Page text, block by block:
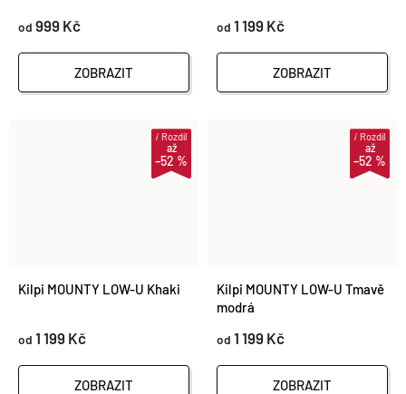
od 999 Kč
ZOBRAZIT
od 1 199 Kč
ZOBRAZIT
až
–52 %
iRozdíl
Kilpi MOUNTY LOW-U Khaki
od 1 199 Kč
ZOBRAZIT
až
–52 %
iRozdíl
Kilpi MOUNTY LOW-U Tmavě
modrá
od 1 199 Kč
ZOBRAZIT